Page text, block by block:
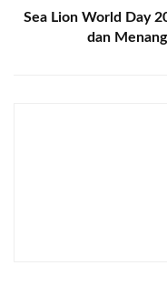
Sea Lion World Day
dan